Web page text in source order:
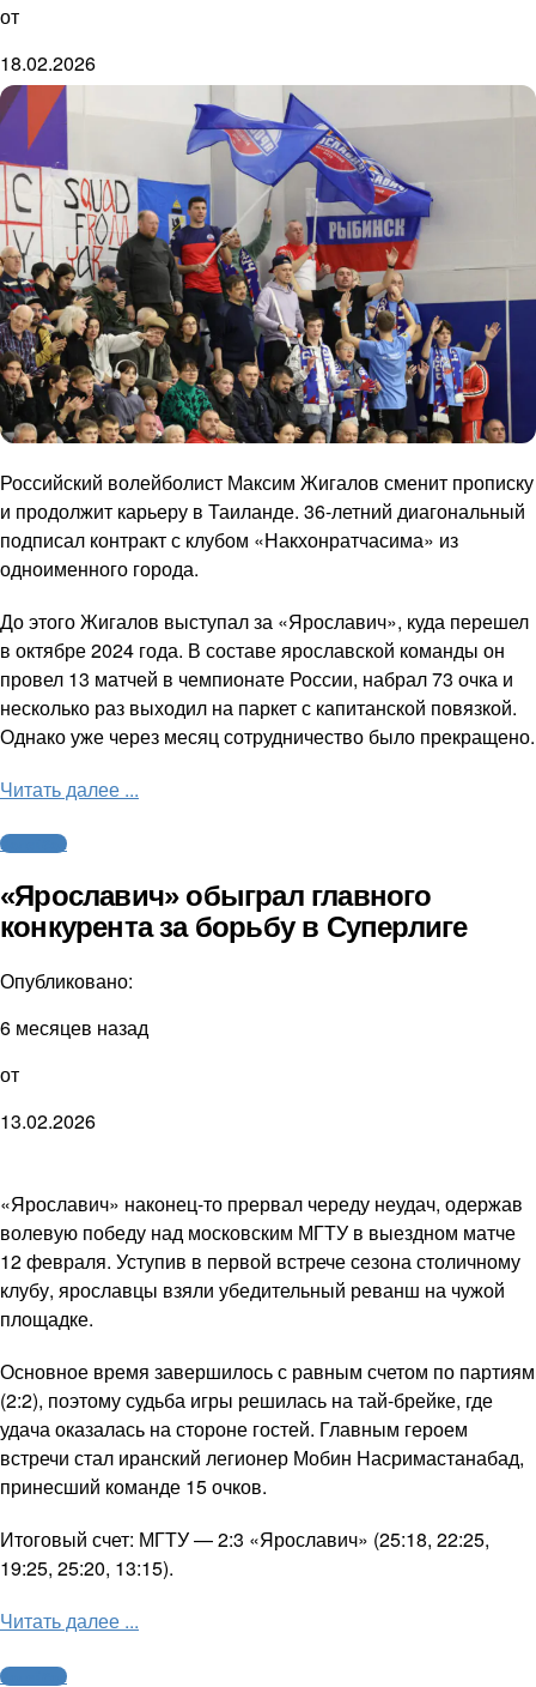
от
18.02.2026
Российский волейболист Максим Жигалов сменит прописку
и продолжит карьеру в Таиланде. 36-летний диагональный
подписал контракт с клубом «Накхонратчасима» из
одноименного города.
До этого Жигалов выступал за «Ярославич», куда перешел
в октябре 2024 года. В составе ярославской команды он
провел 13 матчей в чемпионате России, набрал 73 очка и
несколько раз выходил на паркет с капитанской повязкой.
Однако уже через месяц сотрудничество было прекращено.
Читать далее ...
Волейбол
«Ярославич» обыграл главного
конкурента за борьбу в Суперлиге
Опубликовано:
6 месяцев назад
от
13.02.2026
«Ярославич» наконец-то прервал череду неудач, одержав
волевую победу над московским МГТУ в выездном матче
12 февраля. Уступив в первой встрече сезона столичному
клубу, ярославцы взяли убедительный реванш на чужой
площадке.
Основное время завершилось с равным счетом по партиям
(2:2), поэтому судьба игры решилась на тай-брейке, где
удача оказалась на стороне гостей. Главным героем
встречи стал иранский легионер Мобин Насримастанабад,
принесший команде 15 очков.
Итоговый счет: МГТУ — 2:3 «Ярославич» (25:18, 22:25,
19:25, 25:20, 13:15).
Читать далее ...
Волейбол